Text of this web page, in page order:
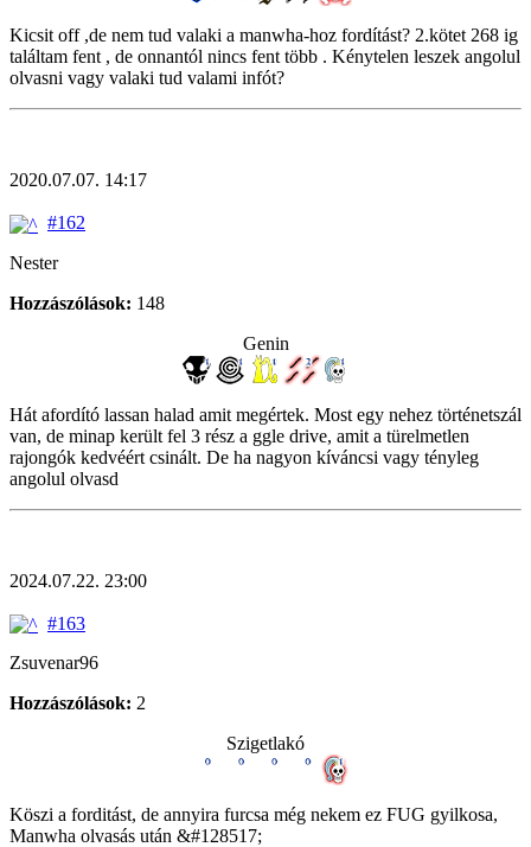
Kicsit off ,de nem tud valaki a manwha-hoz fordítást? 2.kötet 268 ig
találtam fent , de onnantól nincs fent több . Kénytelen leszek angolul
olvasni vagy valaki tud valami infót?
2020.07.07. 14:17
#162
Nester
Hozzászólások: 148
Genin
Hát afordító lassan halad amit megértek. Most egy nehez történetszál
van, de minap került fel 3 rész a ggle drive, amit a türelmetlen
rajongók kedvéért csinált. De ha nagyon kíváncsi vagy tényleg
angolul olvasd
2024.07.22. 23:00
#163
Zsuvenar96
Hozzászólások: 2
Szigetlakó
Köszi a forditást, de annyira furcsa még nekem ez FUG gyilkosa,
Manwha olvasás után &#128517;